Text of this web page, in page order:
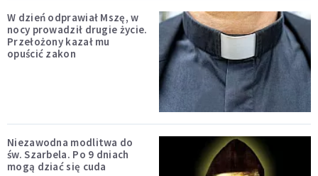
W dzień odprawiał Mszę, w
nocy prowadził drugie życie.
Przełożony kazał mu
opuścić zakon
Niezawodna modlitwa do
św. Szarbela. Po 9 dniach
mogą dziać się cuda